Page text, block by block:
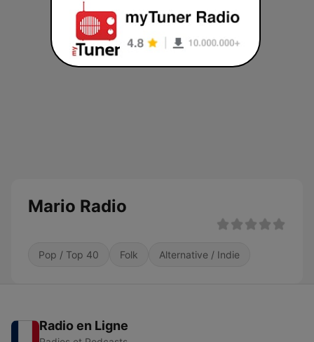
Mario Radio
Pop / Top 40 Folk Alternative / Indie
Radio en Ligne